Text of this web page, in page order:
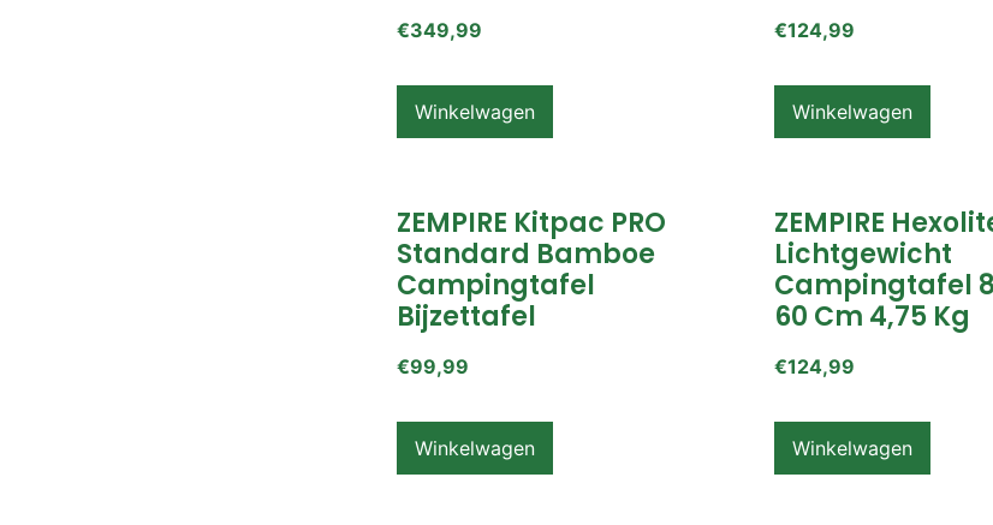
€349,99
Winkelwagen
€124,99
Winkelwagen
ZEMPIRE Kitpac PRO
Standard Bamboe
Campingtafel
Bijzettafel
€99,99
Winkelwagen
ZEMPIRE
Lichtgewicht
Campingtafel
60 Cm 4,75 Kg
€124,99
Winkelwagen